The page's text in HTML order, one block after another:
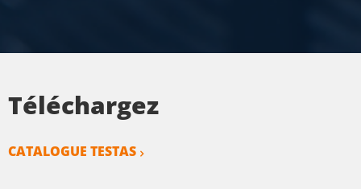
Téléchargez
CATALOGUE TESTAS